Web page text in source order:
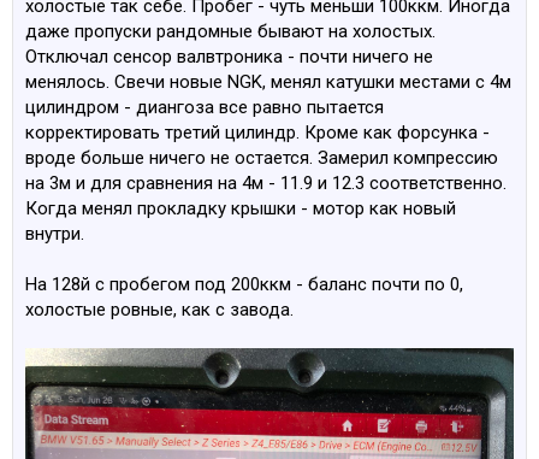
холостые так себе. Пробег - чуть меньши 100ккм. Иногда
даже пропуски рандомные бывают на холостых.
Отключал сенсор валвтроника - почти ничего не
менялось. Свечи новые NGK, менял катушки местами с 4м
цилиндром - диангоза все равно пытается
корректировать третий цилиндр. Кроме как форсунка -
вроде больше ничего не остается. Замерил компрессию
на 3м и для сравнения на 4м - 11.9 и 12.3 соответственно.
Когда менял прокладку крышки - мотор как новый
внутри.
На 128й с пробегом под 200ккм - баланс почти по 0,
холостые ровные, как с завода.